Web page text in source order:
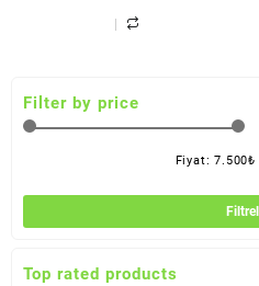
Filter by price
Fiyat:7.500₺
Top rated products